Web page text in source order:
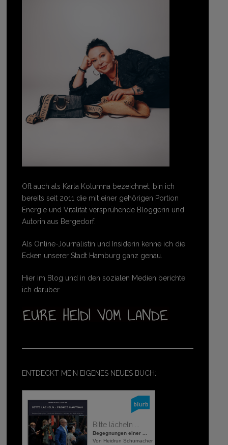
Oft auch als Karla Kolumna bezeichnet, bin ich
bereits seit 2011 die mit einer gehörigen Portion
Energie und Vitalität versprühende Bloggerin und
Autorin aus Bergedorf.
Als Online-Journalistin und Insiderin kenne ich die
Ecken unserer Stadt Hamburg ganz genau.
Hier im Blog und in den sozialen Medien berichte
ich darüber.
ENTDECKT MEIN EIGENES NEUES BUCH:
Bitte lächeln ...
Begegnungen einer ...
Von Heidrun Schumacher